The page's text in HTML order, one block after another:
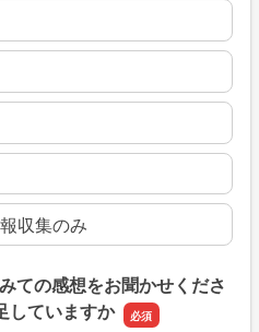
収集のみ
ての感想をお聞かせくださ
していますか